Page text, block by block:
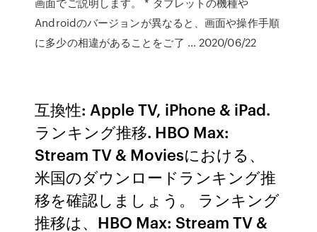
Androidのバージョンが異なると、画面や操作手順
に多少の相違があることをご了 … 2020/06/22
互換性: Apple TV, iPhone & iPad.
ランキング推移. HBO Max:
Stream TV & Moviesにおける、
米国のダウンロードランキング推
移を確認しましょう。 ランキング
推移は、HBO Max: Stream TV &